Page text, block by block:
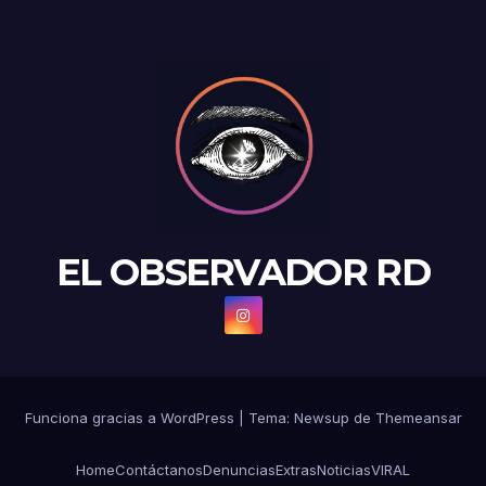
EL OBSERVADOR RD
Funciona gracias a WordPress Tema: Newsup de Themeansar
HomeContáctanosDenunciasExtrasNoticiasVIRAL